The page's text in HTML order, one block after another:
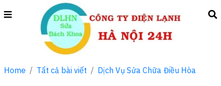
Home Tất cả bài viết Dịch Vụ Sửa Chữa Điều Hòa